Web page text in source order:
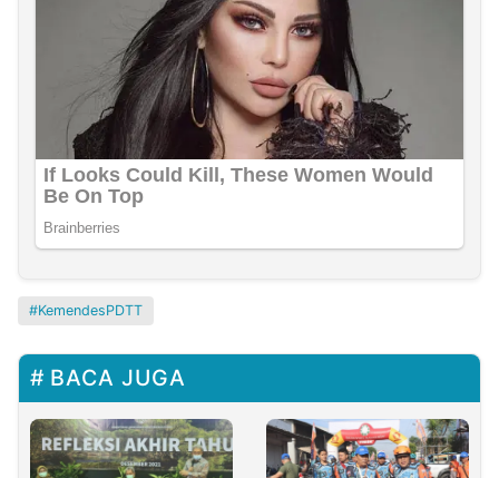
KemendesPDTT
BACA JUGA